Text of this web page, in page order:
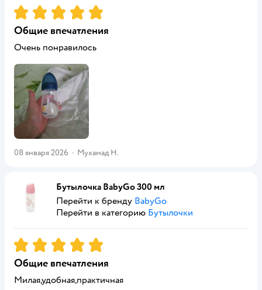
Рейтинг:5
Общие впечатления
Очень понравилось
08 января 2026 · Мухамад Н.
Бутылочка BabyGo 300 мл
Перейти к бренду BabyGo
Перейти в категорию Бутылочки
Рейтинг:5
Общие впечатления
Милая,удобная,практичная